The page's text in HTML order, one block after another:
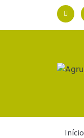
Início